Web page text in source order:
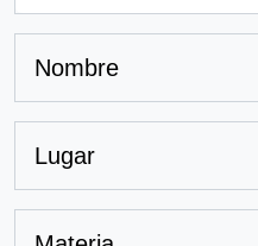
Nombre
Lugar